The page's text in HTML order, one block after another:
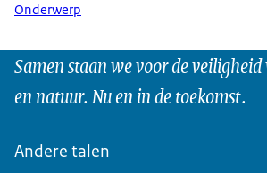
Onderwerp
Samen staan we voor de
en natuur. Nu en in de toekomst.
Andere talen